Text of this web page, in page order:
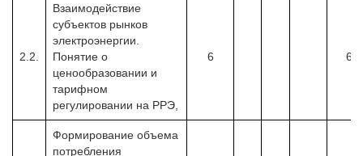
2.2.
Взаимодействие
субъектов рынков
электроэнергии.
Понятие о
ценообразовании и
тарифном
регулировании на РРЭ,
6 6
Формирование объема
потребления